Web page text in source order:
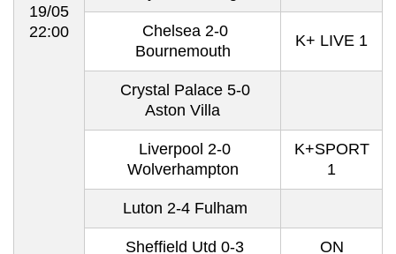
19/05
22:00
Chelsea 2-0
Bournemouth
K+ LIVE 1
Crystal Palace 5-0
Aston Villa
Liverpool 2-0
Wolverhampton
K+SPORT
1
Luton 2-4 Fulham
Sheffield Utd 0-3
ON